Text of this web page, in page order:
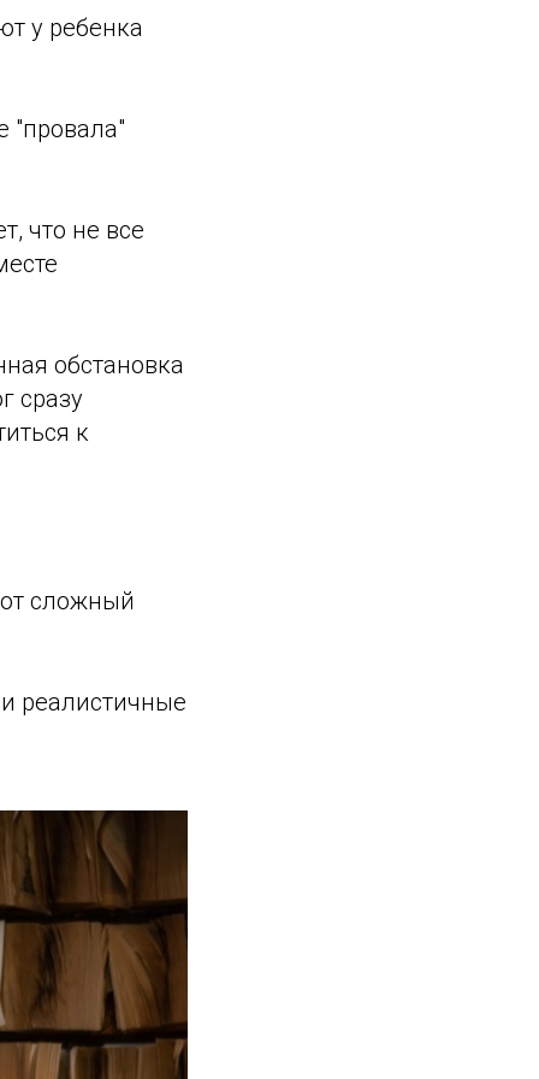
у ребенка
"провала"
что не все
обстановка
сразу
к
сложный
реалистичные